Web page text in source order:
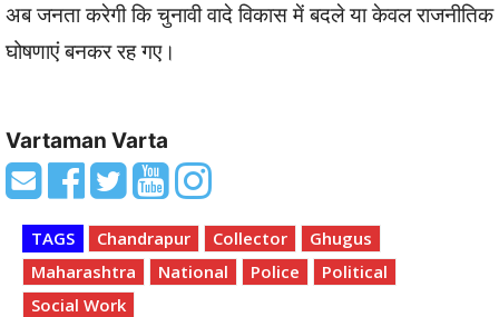
अब जनता करेगी कि चुनावी वादे विकास में बदले या केवल राजनीतिक
घोषणाएं बनकर रह गए।
Vartaman Varta
TAGS Chandrapur Collector
Ghugus
Maharashtra
National Police
Political
Social Work